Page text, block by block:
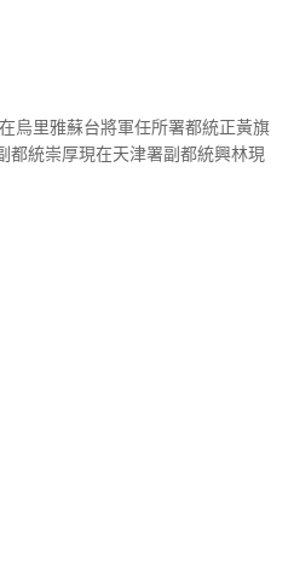
烏里雅蘇台將軍任所署都統正黃旗
都統崇厚現在天津署副都統興林現